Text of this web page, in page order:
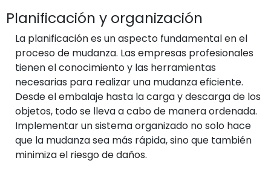
Planificación y organización
La planificación es un aspecto fundamental en el
proceso de mudanza. Las empresas profesionales
tienen el conocimiento y las herramientas
necesarias para realizar una mudanza eficiente.
Desde el embalaje hasta la carga y descarga de los
objetos, todo se lleva a cabo de manera ordenada.
Implementar un sistema organizado no solo hace
que la mudanza sea más rápida, sino que también
minimiza el riesgo de daños.